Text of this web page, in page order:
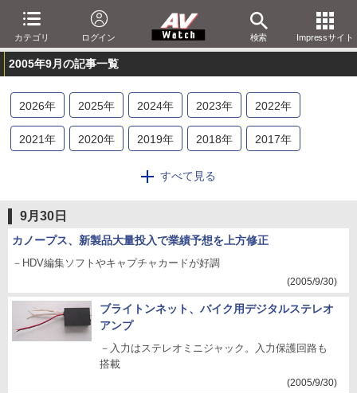
カテゴリ ログイン 検索 Impressサイト
2005年9月の記事一覧
2026年 2025年 2024年 2023年 2022年
2021年 2020年 2019年 2018年 2017年
2014年 2013
2006年 2005年 2004年 2003年 2002
すべて見る
9月30日
カノープス、新製品大量投入で業績予想を上方修正
－HDV編集ソフトやキャプチャカードが好調
(2005/9/30)
ブライトンネット、バイク用デジタルステレオ
アンプ
－入力はステレオミニジャック。入力保護回路も
搭載
(2005/9/30)